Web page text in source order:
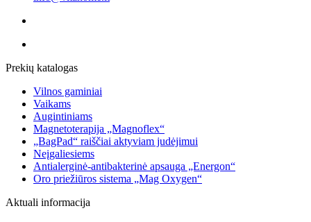
Prekių katalogas
Vilnos gaminiai
Vaikams
Augintiniams
Magnetoterapija „Magnoflex“
„BagPad“ raiščiai aktyviam judėjimui
Neįgaliesiems
Antialerginė-antibakterinė apsauga „Energon“
Oro priežiūros sistema „Mag Oxygen“
Aktuali informacija